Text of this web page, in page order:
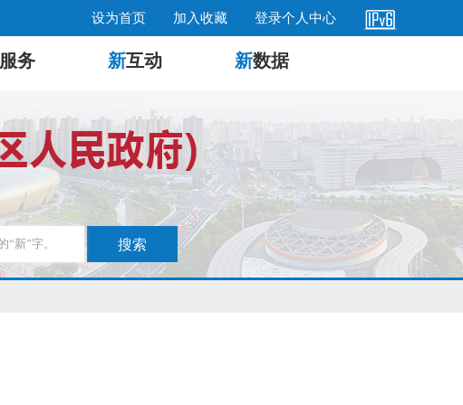
设为首页 加入收藏 登录个人中心
服务 新互动 新数据